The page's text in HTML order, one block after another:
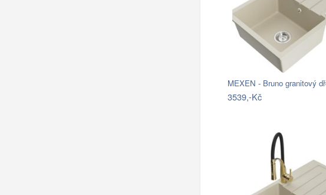
MEXEN - Bruno granitový
3539,-Kč